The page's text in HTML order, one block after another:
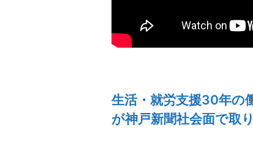
生活・就労支援30年の
が神戸新聞社会面で取